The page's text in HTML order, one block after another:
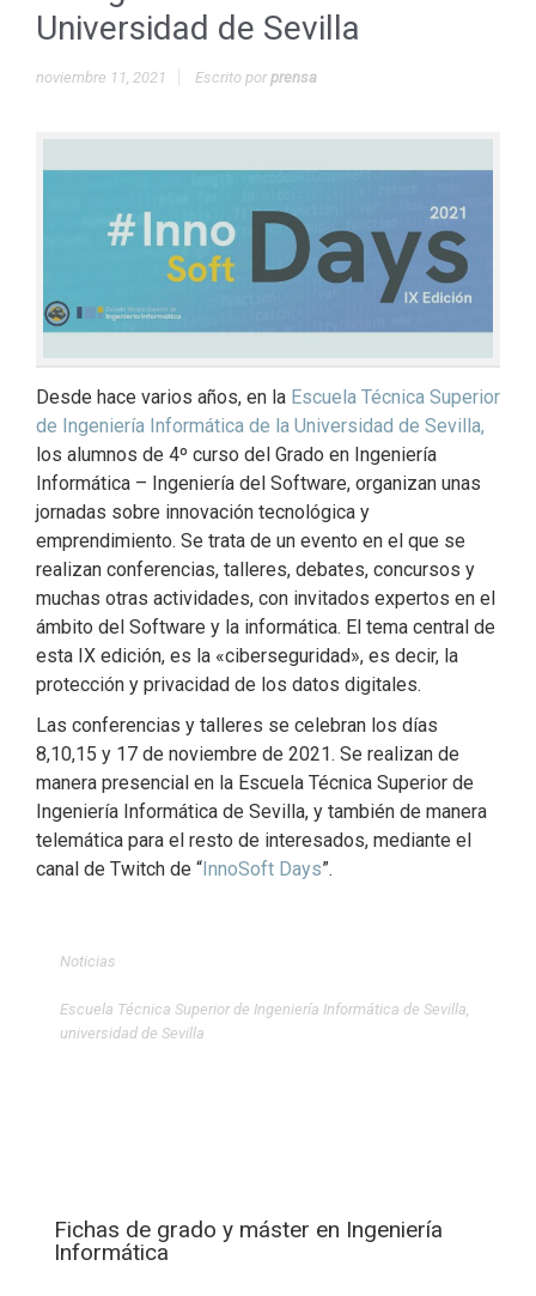
Universidad de Sevilla
noviembre 11, 2021 Escrito porprensa
Desde hace varios años, en la Escuela Técnica Superior
de Ingeniería Informática de la Universidad de Sevilla,
los alumnos de 4º curso del Grado en Ingeniería
Informática – Ingeniería del Software, organizan unas
jornadas sobre innovación tecnológica y
emprendimiento. Se trata de un evento en el que se
realizan conferencias, talleres, debates, concursos y
muchas otras actividades, con invitados expertos en el
ámbito del Software y la informática. El tema central de
esta IX edición, es la «ciberseguridad», es decir, la
protección y privacidad de los datos digitales.
Las conferencias y talleres se celebran los días
8,10,15 y 17 de noviembre de 2021. Se realizan de
manera presencial en la Escuela Técnica Superior de
Ingeniería Informática de Sevilla, y también de manera
telemática para el resto de interesados, mediante el
canal de Twitch de “InnoSoft Days”.
Noticias
Escuela Técnica Superior de Ingeniería Informática de Sevilla
universidad de Sevilla
Fichas de grado y máster en Ingeniería
Informática